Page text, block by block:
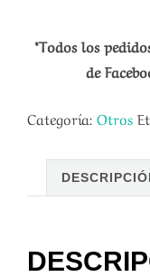
*Todos los
de
Categoría: Otros